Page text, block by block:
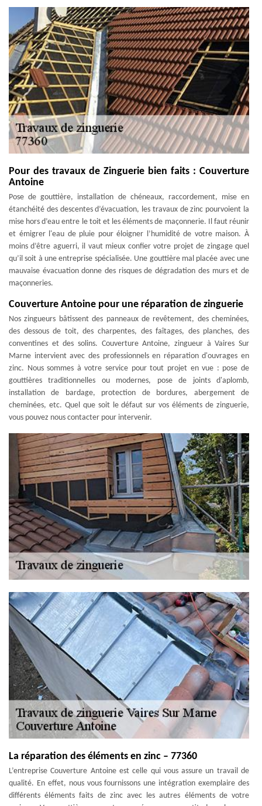
Pour des travaux de Zinguerie bien faits : Couverture
Antoine
Pose de gouttière, installation de chéneaux, raccordement, mise en
étanchéité des descentes d’évacuation, les travaux de zinc pourvoient la
mise hors d’eau entre le toit et les éléments de maçonnerie. Il faut réunir
et émigrer l'eau de pluie pour éloigner l’humidité de votre maison. À
moins d’être aguerri, il vaut mieux confier votre projet de zingage quel
qu’il soit à une entreprise spécialisée. Une gouttière mal placée avec une
mauvaise évacuation donne des risques de dégradation des murs et de
maçonneries.
Couverture Antoine pour une réparation de zinguerie
Nos zingueurs bâtissent des panneaux de revêtement, des cheminées,
des dessous de toit, des charpentes, des faîtages, des planches, des
conventines et des solins. Couverture Antoine, zingueur à Vaires Sur
Marne intervient avec des professionnels en réparation d'ouvrages en
zinc. Nous sommes à votre service pour tout projet en vue : pose de
gouttières traditionnelles ou modernes, pose de joints d'aplomb,
installation de bardage, protection de bordures, abergement de
cheminées, etc. Quel que soit le défaut sur vos éléments de zinguerie,
vous pouvez nous contacter pour intervenir.
La réparation des éléments en zinc – 77360
L’entreprise Couverture Antoine est celle qui vous assure un travail de
qualité. En effet, nous vous fournissons une intégration exemplaire des
différents éléments faits de zinc avec les autres éléments de votre